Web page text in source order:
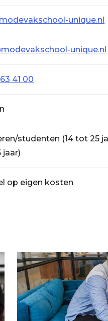
unique.nl
unique.nl
41 00
studenten (14 tot 25
jaar)
op eigen kosten